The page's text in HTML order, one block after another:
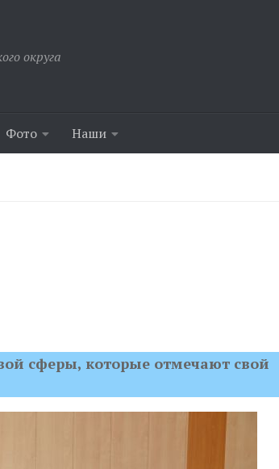
округа
Фото Наши
сферы, которые отмечают свой